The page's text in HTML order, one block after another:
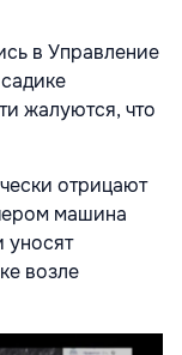
в Управление
жалуются, что
отрицают
машина
уносят
возле